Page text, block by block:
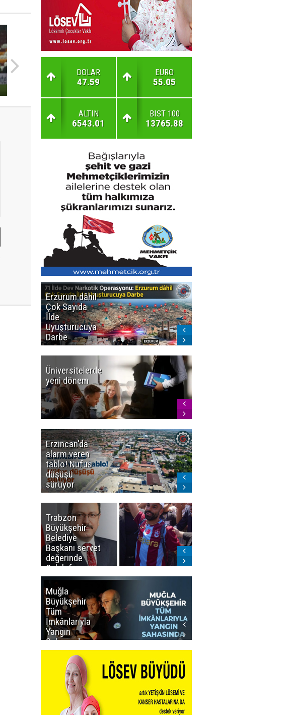
DOLAR
47.59
EURO
55.05
ALTIN
6543.01
BIST 100
13765.88
Erzurum dâhil
Çok Sayıda
İlde
Uyuşturucuya
Darbe
Üniversitelerde
yeni dönem
Erzincan'da
alarm veren
tablo! Nüfus
düşüşü
sürüyor
Trabzon
Büyükşehir
Belediye
Başkanı servet
değerinde
Salah forması
aldı
Muğla
Büyükşehir
Tüm
İmkânlarıyla
Yangın
Sahasında